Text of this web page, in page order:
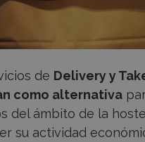
de Delivery y
como alternativa
del ámbito de la
su actividad